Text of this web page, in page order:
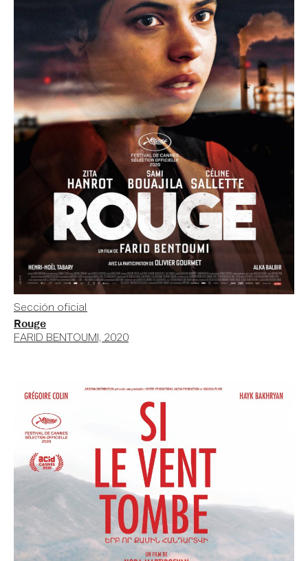
Sección oficial
Rouge
FARID BENTOUMI, 2020